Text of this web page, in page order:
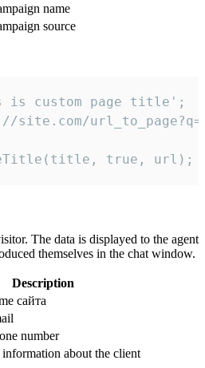
name
source
custom page title';
true, url);
The data is displayed to the agent
themselves in the chat window.
Description
сайта
number
about the client